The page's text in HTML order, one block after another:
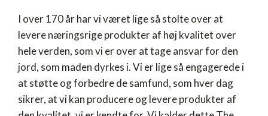
I over 170 år har vi været lige så stolte over at
levere næringsrige produkter af høj kvalitet over
hele verden, som vi er over at tage ansvar for den
jord, som maden dyrkes i. Vi er lige så engagerede i
at støtte og forbedre de samfund, som hver dag
sikrer, at vi kan producere og levere produkter af